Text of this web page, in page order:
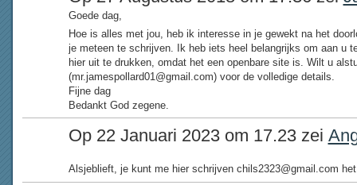
Goede dag,
Hoe is alles met jou, heb ik interesse in je gewekt na het
je meteen te schrijven. Ik heb iets heel belangrijks om aan u
hier uit te drukken, omdat het een openbare site is. Wilt u
(mr.jamespollard01@gmail.com) voor de volledige details.
Fijne dag
Bedankt God zegene.
Op 22 Januari 2023 om 17.23 zei
Alsjeblieft, je kunt me hier schrijven chils2323@gmail.com